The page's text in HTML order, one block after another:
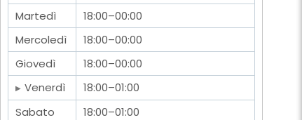
Martedì
18:00–00:00
Mercoledì
18:00–00:00
Giovedì
18:00–00:00
Venerdì
18:00–01:00
Sabato
18:00–01:00